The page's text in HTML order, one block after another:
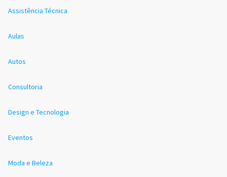
Assistência Técnica
Aulas
Autos
Consultoria
Design e Tecnologia
Eventos
Moda e Beleza